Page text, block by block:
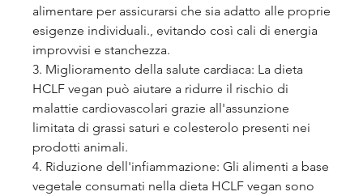
alimentare per assicurarsi che sia adatto alle proprie
esigenze individuali., evitando così cali di energia
improvvisi e stanchezza.
3. Miglioramento della salute cardiaca: La dieta
HCLF vegan può aiutare a ridurre il rischio di
malattie cardiovascolari grazie all'assunzione
limitata di grassi saturi e colesterolo presenti nei
prodotti animali.
4. Riduzione dell'infiammazione: Gli alimenti a base
vegetale consumati nella dieta HCLF vegan sono